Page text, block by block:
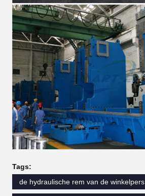
Tags:
de hydraulische rem van de winkelpers